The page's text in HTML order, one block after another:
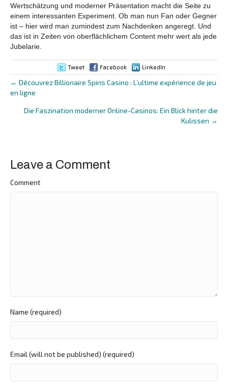
Wertschätzung und moderner Präsentation macht die Seite zu
einem interessanten Experiment. Ob man nun Fan oder Gegner
ist – hier wird man zumindest zum Nachdenken angeregt. Und
das ist in Zeiten von oberflächlichem Content mehr wert als jede
Jubelarie.
Tweet Facebook LinkedIn
Posts
navigation
← Découvrez Billionaire Spins Casino : L’ultime expérience de jeu
en ligne
Die Faszination moderner Online-Casinos: Ein Blick hinter die
Kulissen →
Leave a Comment
Comment
Name (required)
Email (will not be published) (required)